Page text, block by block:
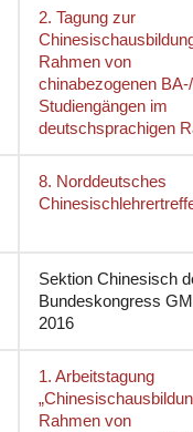
2. Tagung zur
Rahmen von
chinabezogenen
Studiengängen im
deutschsprachigen
8. Norddeutsches
Sektion Chinesisch
Bundeskongress
2016
1. Arbeitstagung
Rahmen von